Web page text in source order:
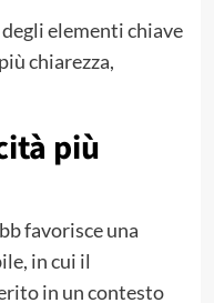
elementi chiave
chiarezza,
più
favorisce una
in cui il
in un contesto